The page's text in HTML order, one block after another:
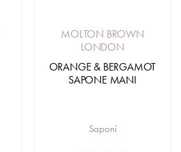
MOLTON BROWN
LONDON
ORANGE & BERGAMOT
SAPONE MANI
Saponi